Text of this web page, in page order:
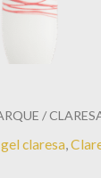
/
claresa,